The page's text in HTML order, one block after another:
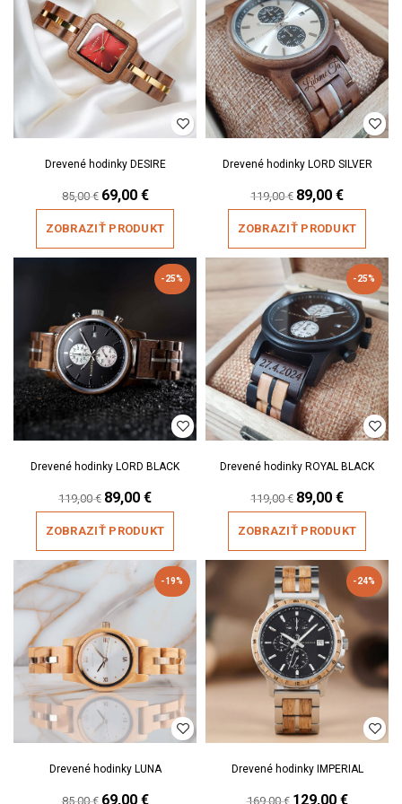
Drevené hodinky DESIRE
85,00€ Original
price
was:
69,00 €Current
price
is:
ZOBRAZIŤ PRODUKT
Drevené hodinky LORD SILVER
119,00€ Original
price
was:
89,00 €Current
price
is:
ZOBRAZIŤ PRODUKT
-25%
Drevené hodinky LORD BLACK
119,00€ Original
price
was:
89,00 €Current
price
is:
ZOBRAZIŤ PRODUKT
-25%
Drevené hodinky ROYAL BLACK
119,00€ Original
price
was:
89,00 €Current
price
is:
ZOBRAZIŤ PRODUKT
-19%
Drevené hodinky LUNA
85,00€ Original
69,00 €Current
-24%
Drevené hodinky IMPERIAL
169,00€ Original
129,00 €Current